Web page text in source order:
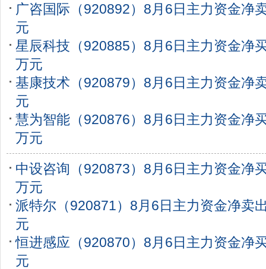
广咨国际（920892）8月6日主力资金净
元
星辰科技（920885）8月6日主力资金净
万元
基康技术（920879）8月6日主力资金净
元
慧为智能（920876）8月6日主力资金净
万元
中设咨询（920873）8月6日主力资金净
万元
派特尔（920871）8月6日主力资金净卖
元
恒进感应（920870）8月6日主力资金净
元